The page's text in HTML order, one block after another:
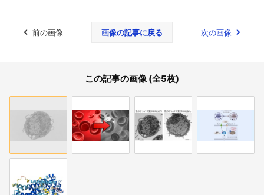
前の画像 画像の記事に戻る 次の画像
この記事の画像 (全5枚)